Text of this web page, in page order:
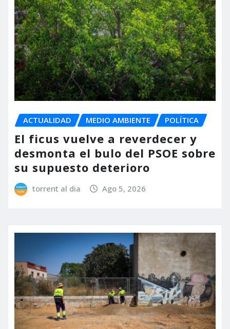
ACTUALIDAD MEDIO AMBIENTE POLÍTICA
El ficus vuelve a reverdecer y
desmonta el bulo del PSOE sobre
su supuesto deterioro
torrent al dia Ago 5, 2026